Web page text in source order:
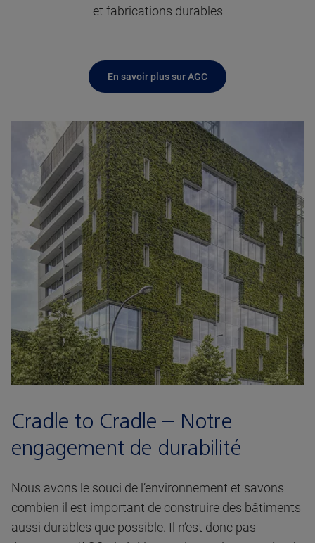
et fabrications durables
En savoir plus sur AGC
Cradle to Cradle – Notre
engagement de durabilité
Nous avons le souci de l’environnement et savons
combien il est important de construire des bâtiments
aussi durables que possible. Il n’est donc pas